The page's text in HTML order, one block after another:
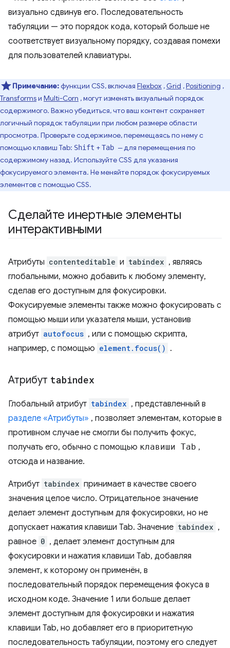
визуально сдвинув его. Последовательность
табуляции — это порядок кода, который больше не
соответствует визуальному порядку, создавая помехи
для пользователей клавиатуры.
Примечание: функции CSS, включая Flexbox , Grid ,Positioning ,
Transformsи Multi-Corn , могут изменять визуальный порядок
содержимого. Важно убедиться, что ваш контент сохраняет
логичный порядок табуляции при любом размере области
просмотра. Проверьте содержимое, перемещаясь по нему с
помощью клавиш Tab: Shift +Tab —для перемещения по
содержимому назад. Используйте CSS для указания
фокусируемого элемента. Не меняйте порядок фокусируемых
элементов с помощью CSS.
Сделайте инертные элементы
интерактивными
Атрибуты contenteditable и tabindex , являясь
глобальными, можно добавить к любому элементу,
сделав его доступным для фокусировки.
Фокусируемые элементы также можно фокусировать с
помощью мыши или указателя мыши, установив
атрибут autofocus , или с помощью скрипта,
например, с помощью element.focus() .
Атрибут tabindex
Глобальный атрибут tabindex , представленный в
разделе «Атрибуты» , позволяет элементам, которые в
противном случае не смогли бы получить фокус,
получать его, обычно с помощью клавиши Tab ,
отсюда и название.
Атрибут tabindex принимает в качестве своего
значения целое число. Отрицательное значение
делает элемент доступным для фокусировки, но не
допускает нажатия клавиши Tab. Значение tabindex ,
равное 0 , делает элемент доступным для
фокусировки и нажатия клавиши Tab, добавляя
элемент, к которому он применён, в
последовательный порядок перемещения фокуса в
исходном коде. Значение 1 или больше делает
элемент доступным для фокусировки и нажатия
клавиши Tab, но добавляет его в приоритетную
последовательность табуляции, поэтому его следует